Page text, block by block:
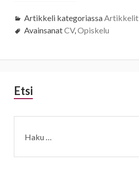
Artikkeli kategoriassaArtikkelit
AvainsanatCV,Opiskelu
Sivupalkki
Etsi